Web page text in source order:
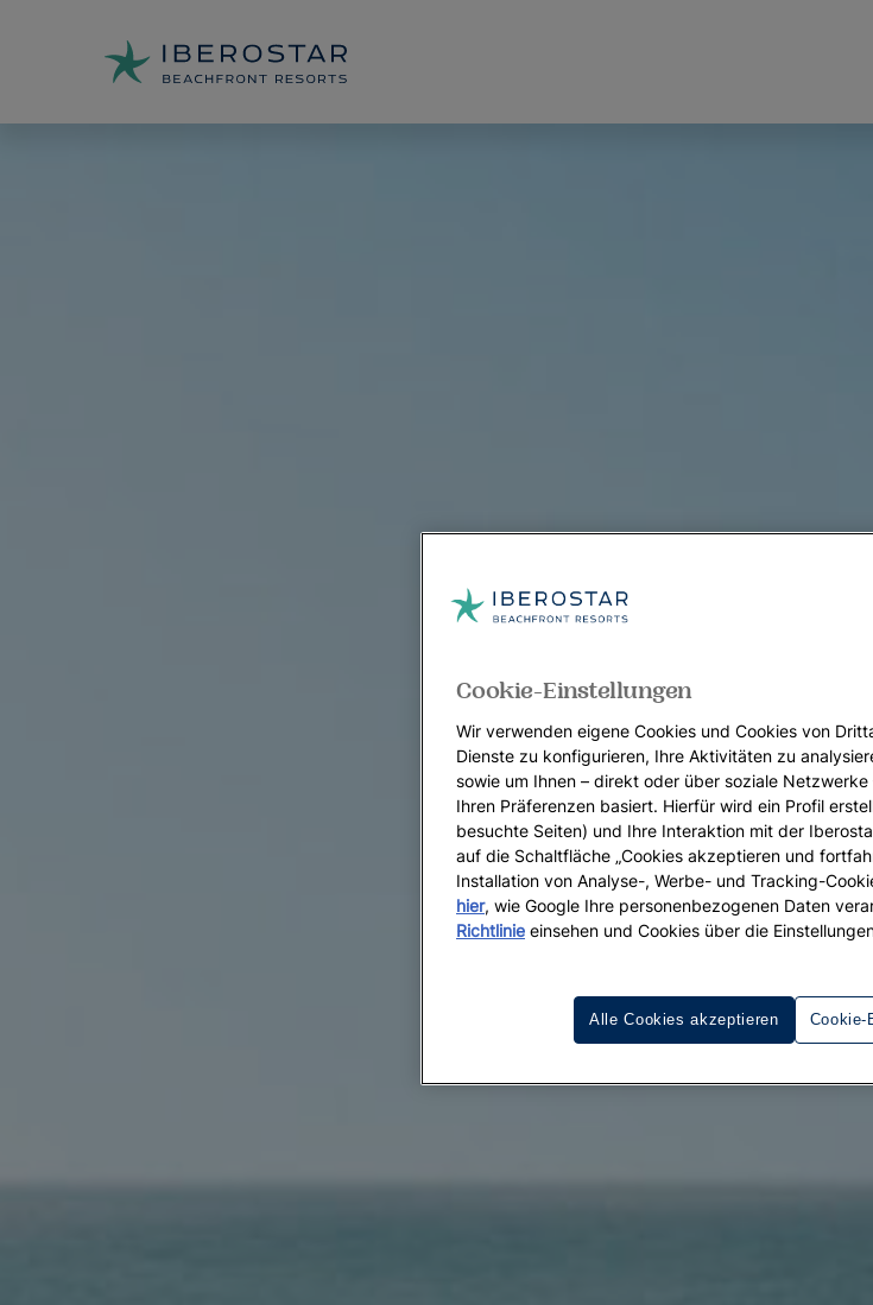
Cookie-Einstellungen
Wir verwenden eigene Cookies und Cookies von
Dienste zu konfigurieren, Ihre Aktivitäten zu
sowie um Ihnen – direkt oder über soziale
Ihren Präferenzen basiert. Hierfür wird ein Profil
besuchte Seiten) und Ihre Interaktion mit der
auf die Schaltfläche „Cookies akzeptieren und
Installation von Analyse-, Werbe- und Tracking-
hier, wie Google Ihre personenbezogenen Daten
Richtlinie einsehen und Cookies über die
Cookie-
Alle Cookies akzeptieren